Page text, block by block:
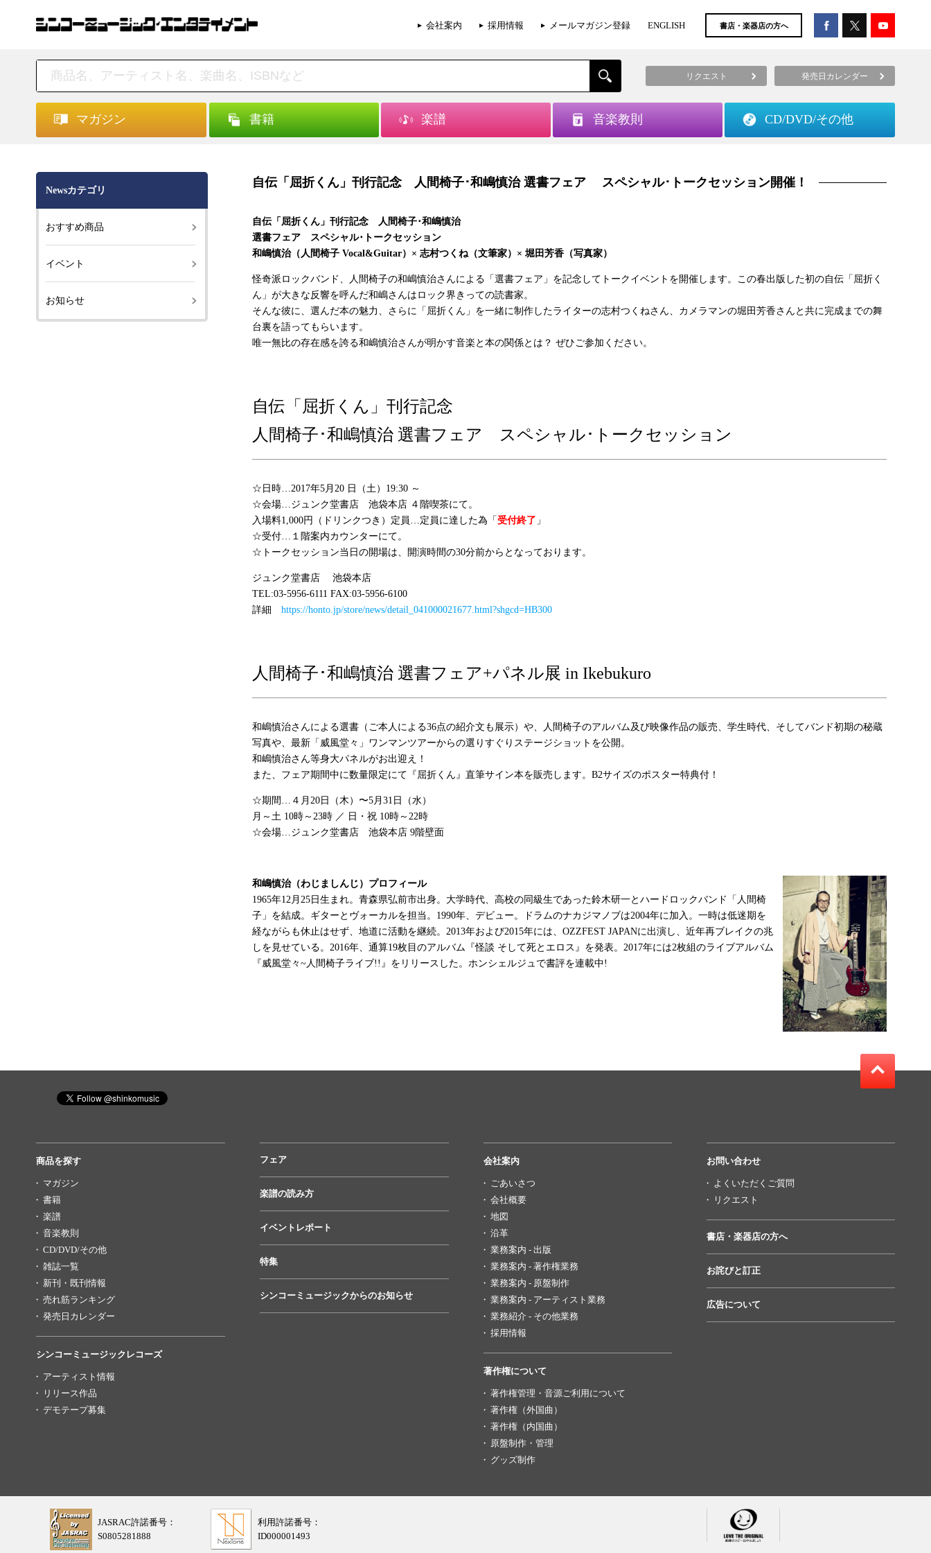
会社案内 採用情報 メールマガジン登録 ENGLISH 書店・楽器店の方へ
リクエスト 発売日カレンダー
マガジン 書籍 楽譜 音楽教則 CD/DVD/その他
自伝「屈折くん」刊行記念 人間椅子･和嶋慎治 選書フェア スペシャル･トークセッション開催！
自伝「屈折くん」刊行記念 人間椅子･和嶋慎治
選書フェア スペシャル･トークセッション
和嶋慎治（人間椅子 Vocal&Guitar）× 志村つくね（文筆家）× 堀田芳香（写真家）
怪奇派ロックバンド、人間椅子の和嶋慎治さんによる「選書フェア」を記念してトークイベントを開催します。この春出版した初の自伝「屈折く
ん」が大きな反響を呼んだ和嶋さんはロック界きっての読書家。
そんな彼に、選んだ本の魅力、さらに「屈折くん」を一緒に制作したライターの志村つくねさん、カメラマンの堀田芳香さんと共に完成までの舞
台裏を語ってもらいます。
唯一無比の存在感を誇る和嶋慎治さんが明かす音楽と本の関係とは？ ぜひご参加ください。
自伝「屈折くん」刊行記念
人間椅子･和嶋慎治 選書フェア スペシャル･トークセッション
☆日時…2017年5月20 日（土）19:30 ～
☆会場…ジュンク堂書店 池袋本店 ４階喫茶にて。
入場料1,000円（ドリンクつき）定員…定員に達した為「 受付終了 」
☆受付…１階案内カウンターにて。
☆トークセッション当日の開場は、開演時間の30分前からとなっております。
ジュンク堂書店 池袋本店
TEL:03-5956-6111 FAX:03-5956-6100
詳細 https://honto.jp/store/news/detail_041000021677.html?shgcd=HB300
人間椅子･和嶋慎治 選書フェア+パネル展 in Ikebukuro
和嶋慎治さんによる選書（ご本人による36点の紹介文も展示）や、人間椅子のアルバム及び映像作品の販売、学生時代、そしてバンド初期の秘蔵
写真や、最新「威風堂々」ワンマンツアーからの選りすぐりステージショットを公開。
和嶋慎治さん等身大パネルがお出迎え！
また、フェア期間中に数量限定にて『屈折くん』直筆サイン本を販売します。B2サイズのポスター特典付！
☆期間…４月20日（木）〜5月31日（水）
月～土 10時～23時 ／ 日・祝 10時～22時
☆会場…ジュンク堂書店 池袋本店 9階壁面
和嶋慎治（わじましんじ）プロフィール
1965年12月25日生まれ。青森県弘前市出身。大学時代、高校の同級生であった鈴木研一とハードロックバンド「人間椅
子」を結成。ギターとヴォーカルを担当。1990年、デビュー。ドラムのナカジマノブは2004年に加入。一時は低迷期を
経ながらも休止はせず、地道に活動を継続。2013年および2015年には、OZZFEST JAPANに出演し、近年再ブレイクの兆
しを見せている。2016年、通算19枚目のアルバム『怪談 そして死とエロス』を発表。2017年には2枚組のライブアルバム
『威風堂々~人間椅子ライブ!!』をリリースした。ホンシェルジュで書評を連載中!
Newsカテゴリ
おすすめ商品
イベント
お知らせ
商品を探す
マガジン
書籍
楽譜
音楽教則
CD/DVD/その他
雑誌一覧
新刊・既刊情報
売れ筋ランキング
発売日カレンダー
シンコーミュージックレコーズ
アーティスト情報
リリース作品
デモテープ募集
フェア
楽譜の読み方
イベントレポート
特集
シンコーミュージックからのお知らせ
会社案内
ごあいさつ
会社概要
地図
沿革
業務案内 - 出版
業務案内 - 著作権業務
業務案内 - 原盤制作
業務案内 - アーティスト業務
業務紹介 - その他業務
採用情報
著作権について
著作権管理・音源ご利用について
著作権（外国曲）
著作権（内国曲）
原盤制作・管理
グッズ制作
お問い合わせ
よくいただくご質問
リクエスト
書店・楽器店の方へ
お詫びと訂正
広告について
JASRAC許諾番号：
S0805281888
利用許諾番号：
ID000001493